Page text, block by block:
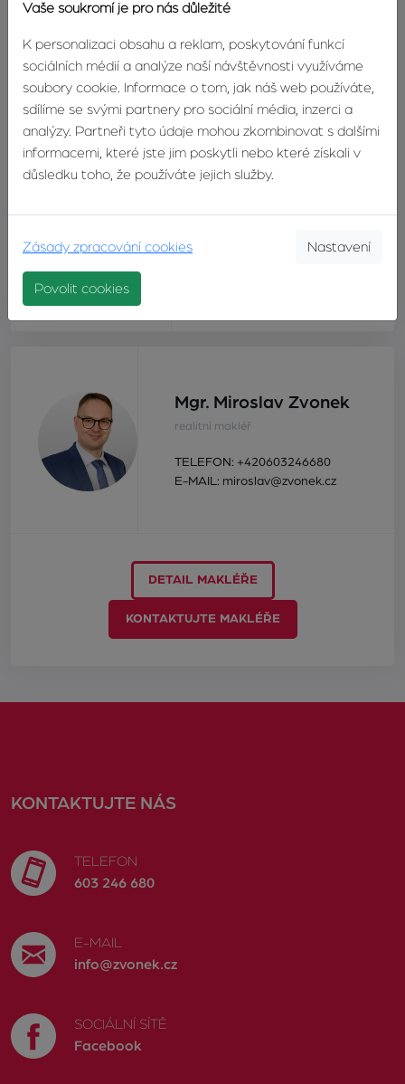
K nastěhování 1. 5. 2017
Cena od 0 Kč
Energetická
B
Aktuální průběh
Lokalita
Mgr. Miroslav Zvonek
realitní makléř
TELEFON: +420603246680
E-MAIL: miroslav@zvonek.cz
DETAIL MAKLÉŘE
KONTAKTUJTE MAKLÉŘE
KONTAKTUJTE NÁS
TELEFON
603 246 680
E-MAIL
info@zvonek.cz
SOCIÁLNÍ SÍTĚ
Facebook
Vaše soukromí je pro nás důležité
K personalizaci obsahu a reklam, poskytování funkcí
sociálních médií a analýze naší návštěvnosti využíváme
soubory cookie. Informace o tom, jak náš web používáte,
sdílíme se svými partnery pro sociální média, inzerci a
analýzy. Partneři tyto údaje mohou zkombinovat s dalšími
informacemi, které jste jim poskytli nebo které získali v
důsledku toho, že používáte jejich služby.
Zásady zpracování cookies Nastavení
Povolit cookies